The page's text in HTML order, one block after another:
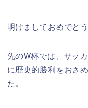
明けましておめでと
先のW杯では、サッ
に歴史的勝利をおさ
た。